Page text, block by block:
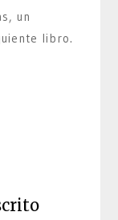
un
libro.